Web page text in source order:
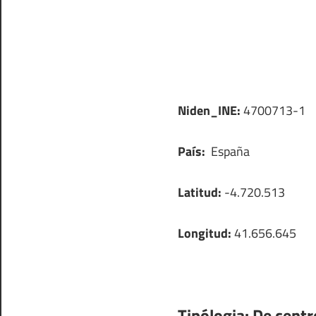
Niden_INE:4700713-1
País: España
Latitud: -4.720.513
Longitud:41.656.645